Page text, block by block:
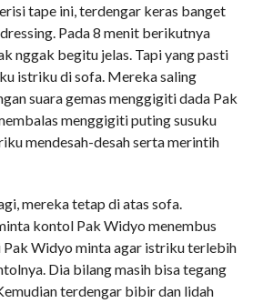
tape ini, terdengar keras banget
Pada 8 menit berikutnya
nggak begitu jelas. Tapi yang pasti
istriku di sofa. Mereka saling
suara gemas menggigiti dada Pak
menggigiti puting susuku
mendesah-desah serta merintih
mereka tetap di atas sofa.
kontol Pak Widyo menembus
Pak Widyo minta agar istriku terlebih
Dia bilang masih bisa tegang
terdengar bibir dan lidah